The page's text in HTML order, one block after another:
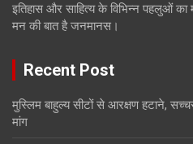
इतिहास और साहित्य के विभिन्न पहलुओं
मन की बात है जनमानस।
Recent Post
मुस्लिम बाहुल्य सीटों से आरक्षण हटाने,
मांग